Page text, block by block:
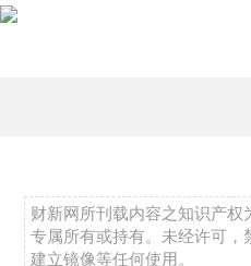
财新网所刊载内容之知识产权
专属所有或持有。未经许可，
建立镜像等任何使用。